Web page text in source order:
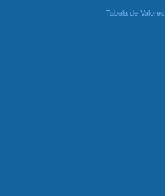
Tabela de Valores